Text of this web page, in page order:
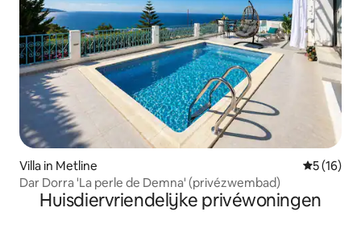
Villa in Metline
5 (16)
Dar Dorra 'La perle de Demna' (privézwembad)
Huisdiervriendelijke privéwoningen